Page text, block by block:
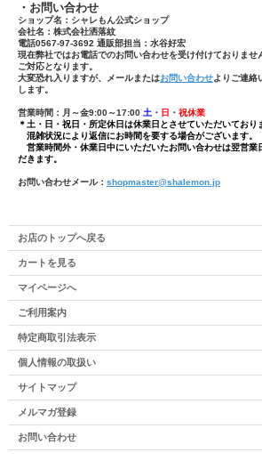
・お問い合わせ
ショップ名：シャレもん公式ショップ
会社名：株式会社洒落紋
電話0567-97-3692 通販部担当：水谷好宏
現在弊社ではお電話でのお問い合わせを受け付けておりませ
ご対応となります。
大変恐れ入りますが、メールまたはお問い合わせよりご連絡
します。
営業時間：月～金9:00～17:00 土 ・ 日 ・ 祝休業
＊土・日・祝日・所定休日は休業日とさせていただいており
混雑状況により返信にお時間を要する場合がございます。
営業時間外・休業日中にいただいたお問い合わせは翌営業
だきます。
お問い合わせメール： shopmaster@shalemon.jp
お店のトップへ戻る
カートを見る
マイページへ
ご利用案内
特定商取引法表示
個人情報の取扱い
サイトマップ
メルマガ登録
お問い合わせ